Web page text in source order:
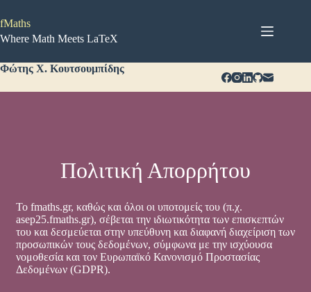
στο
περιεχόμενο
fMaths
Where Math Meets LaTeX
Φώτης Χ. Κουτσουμπίδης
Πολιτική Απορρήτου
Το fmaths.gr, καθώς και όλοι οι υποτομείς του (π.χ.
asep25.fmaths.gr), σέβεται την ιδιωτικότητα των επισκεπτών
του και δεσμεύεται στην υπεύθυνη και διαφανή διαχείριση των
προσωπικών τους δεδομένων, σύμφωνα με την ισχύουσα
νομοθεσία και τον Ευρωπαϊκό Κανονισμό Προστασίας
Δεδομένων (GDPR).